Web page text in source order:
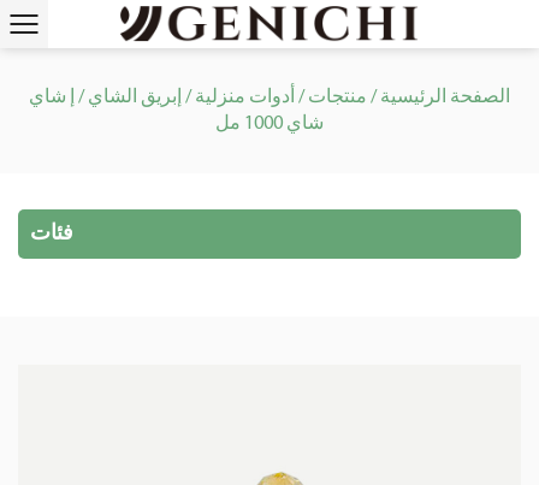
الصفحة الرئيسية / منتجات / أدوات منزلية / إبريق الشاي /
إ شاي
شاي 1000 مل
فئات